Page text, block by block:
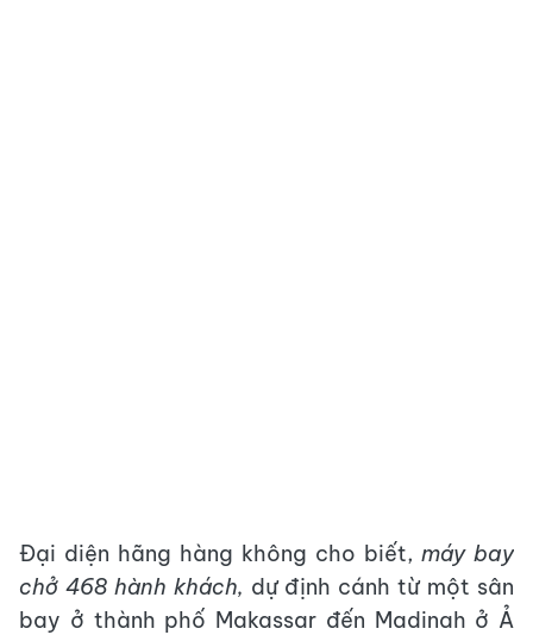
Đại diện hãng hàng không cho biết, máy bay
chở 468 hành khách, dự định cánh từ một sân
bay ở thành phố Makassar đến Madinah ở Ả